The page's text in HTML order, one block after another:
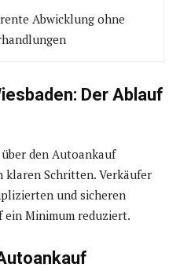
Abwicklung ohne
Der Ablauf
den Autoankauf
klaren Schritten. Verkäufer
und sicheren
ein Minimum reduziert.